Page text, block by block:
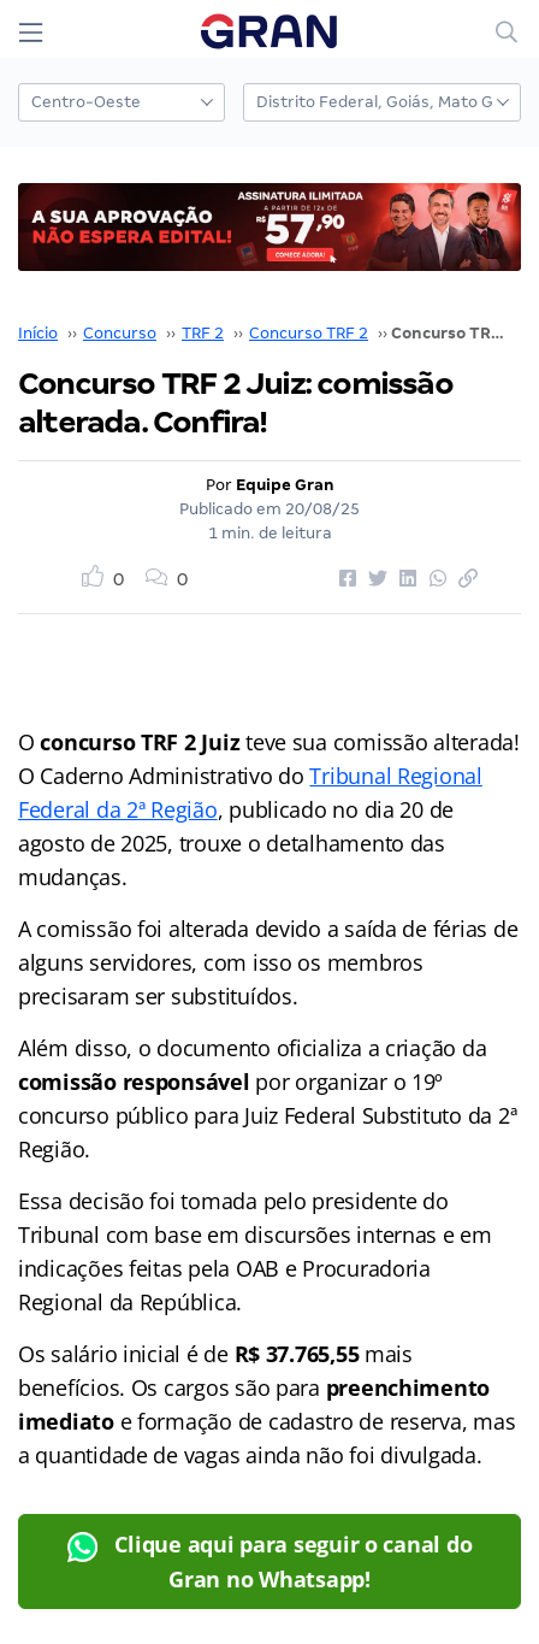
Início ›› Concurso ›› TRF 2 ›› Concurso TRF 2 ›› Concurso TRF 2 Juiz: comissão alterada. Confira!
Concurso TRF 2 Juiz: comissão
alterada. Confira!
Por Equipe Gran
Publicado em 20/08/25
1 min. de leitura
0 0
Oconcurso TRF 2 Juizteve sua comissão alterada!
O Caderno Administrativo doTribunal Regional
Federal da 2ª Região, publicado no dia 20 de
agosto de 2025, trouxe o detalhamento das
mudanças.
A comissão foi alterada devido a saída de férias de
alguns servidores, com isso os membros
precisaram ser substituídos.
Além disso, o documento oficializa a criação da
comissão responsável por organizar o 19º
concurso público para Juiz Federal Substituto da 2ª
Região.
Essa decisão foi tomada pelo presidente do
Tribunal com base em discursões internas e em
indicações feitas pela OAB e Procuradoria
Regional da República.
Os salário inicial é de R$ 37.765,55mais
benefícios. Os cargos são para preenchimento
imediatoe formação de cadastro de reserva, mas
a quantidade de vagas ainda não foi divulgada.
Clique aqui para seguir o canal do
Gran no Whatsapp!